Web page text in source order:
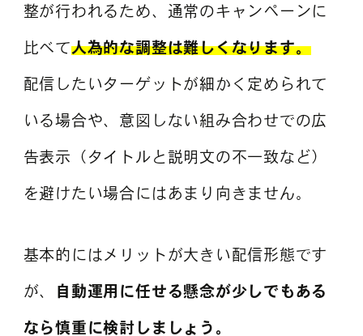
整が行われるため、通常のキャンペーンに
比べて人為的な調整は難しくなります。
配信したいターゲットが細かく定められて
いる場合や、意図しない組み合わせでの広
告表示（タイトルと説明文の不一致など）
を避けたい場合にはあまり向きません。
基本的にはメリットが大きい配信形態です
が、 自動運用に任せる懸念が少しでもある
なら慎重に検討しましょう。